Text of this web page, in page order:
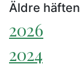
Äldre häften
2026
2024